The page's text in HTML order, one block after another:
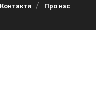
Контакти Про нас